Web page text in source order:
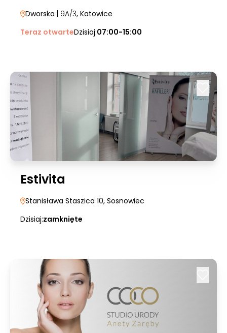
Dworska | 9A/3, Katowice
Teraz otwarteDzisiaj:07:00-15:00
Estivita
Stanisława Staszica 10, Sosnowiec
Dzisiaj:zamknięte